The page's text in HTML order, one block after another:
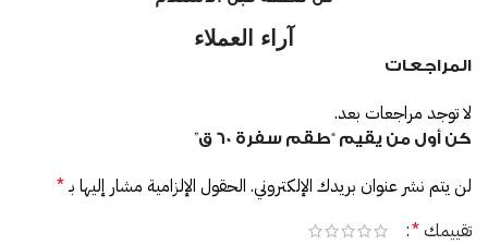
آراء العملاء
المراجعات
لا توجد مراجعات بعد.
كن أول من يقيم “طقم سفرة 60 ق”
لن يتم نشر عنوان بريدك الإلكتروني. الحقول الإلزامية مشار إليها بـ*
تقييمك*